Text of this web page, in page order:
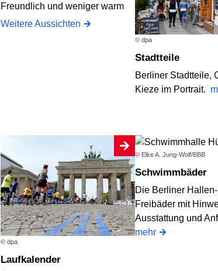
Freundlich und weniger warm
Weitere Aussichten
© dpa
Stadtteile
Berliner Stadtteile,
Kieze im Portrait.
© dpa
Laufkalender
© Elke A. Jung-Wolf/BBB
Schwimmbäder
Die Berliner
Freibäder mit
Ausstattung und
mehr